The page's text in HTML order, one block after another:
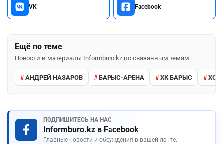
VK Facebook
Ещё по теме
Новости и материалы Informburo.kz по связанным темам
АНДРЕЙ НАЗАРОВ БАРЫС-АРЕНА ХК БАРЫС
ПОДПИШИТЕСЬ НА НАС
Informburo.kz в Facebook
Главные новости и обсуждения в вашей ленте.